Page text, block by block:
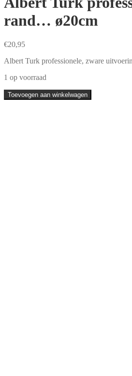
rand… ø20cm
€20,95
Albert Turk professionele, zware
1 op voorraad
Albert
Turk
Toevoegen aan winkelwagen